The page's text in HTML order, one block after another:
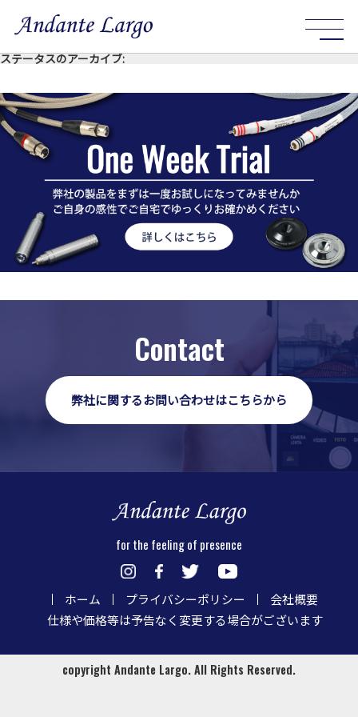
ステータスのアーカイブ:
Contact
弊社に関するお問い合わせはこちらから
for the feeling of presence
ホーム プライバシーポリシー
会社概要
仕様や価格等は予告なく変更する場合がございます
copyright Andante Largo. All Rights Reserved.